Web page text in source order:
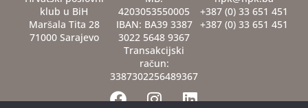
klub u BiH
Maršala Tita 28
71000 Sarajevo
4203053550005
IBAN: BA39 3387
3022 5648 9367
Transakcijski
račun:
3387302256489367
+387 (0) 33 651 451
+387 (0) 33 651 451
F I L